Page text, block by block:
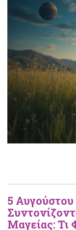
5
Μαγείας: Τι